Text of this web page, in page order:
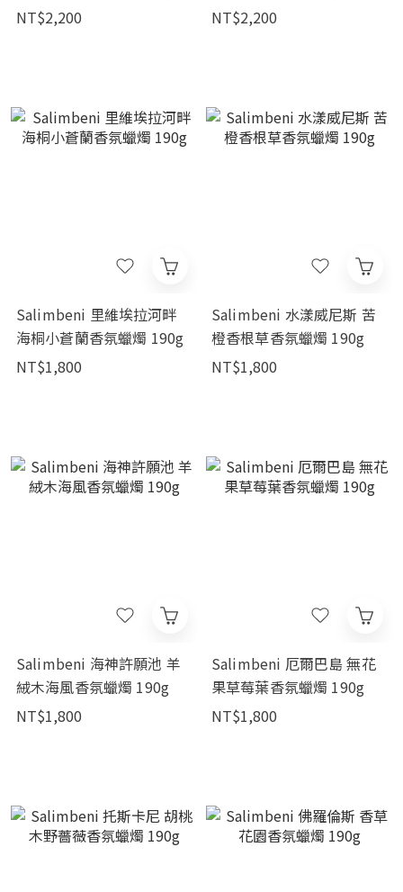
NT$2,200
NT$2,200
Salimbeni 里維埃拉河畔
海桐小蒼蘭香氛蠟燭 190g
NT$1,800
Salimbeni 水漾威尼斯 苦
橙香根草香氛蠟燭 190g
NT$1,800
Salimbeni 海神許願池 羊
絨木海風香氛蠟燭 190g
NT$1,800
Salimbeni 厄爾巴島 無花
果草莓葉香氛蠟燭 190g
NT$1,800